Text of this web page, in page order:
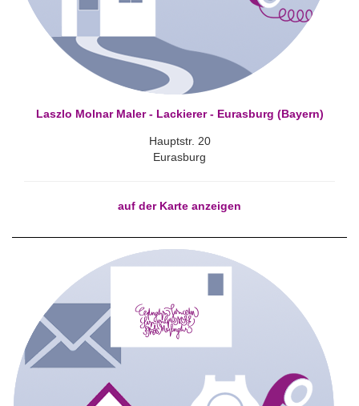
Laszlo Molnar Maler - Lackierer - Eurasburg (Bayern)
Hauptstr. 20
Eurasburg
auf der Karte anzeigen